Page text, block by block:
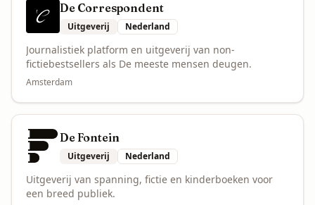
De Correspondent
Uitgeverij Nederland
Journalistiek platform en uitgeverij van non-
fictiebestsellers als De meeste mensen deugen.
Amsterdam
De Fontein
Uitgeverij Nederland
Uitgeverij van spanning, fictie en kinderboeken voor
een breed publiek.